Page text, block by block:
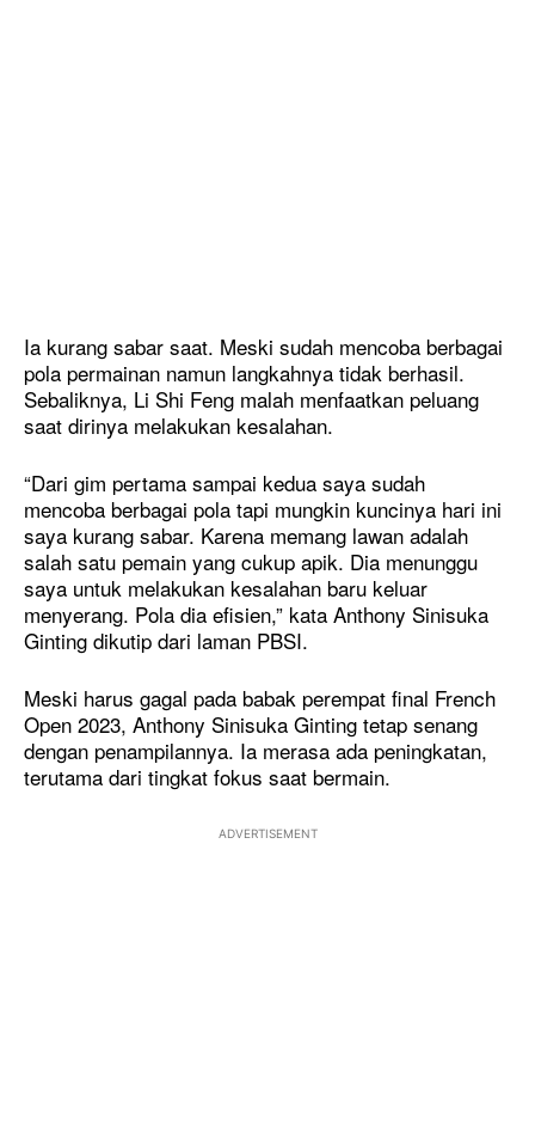
Ia kurang sabar saat. Meski sudah mencoba berbagai
pola permainan namun langkahnya tidak berhasil.
Sebaliknya, Li Shi Feng malah menfaatkan peluang
saat dirinya melakukan kesalahan.
“Dari gim pertama sampai kedua saya sudah
mencoba berbagai pola tapi mungkin kuncinya hari ini
saya kurang sabar. Karena memang lawan adalah
salah satu pemain yang cukup apik. Dia menunggu
saya untuk melakukan kesalahan baru keluar
menyerang. Pola dia efisien,” kata Anthony Sinisuka
Ginting dikutip dari laman PBSI.
Meski harus gagal pada babak perempat final French
Open 2023, Anthony Sinisuka Ginting tetap senang
dengan penampilannya. Ia merasa ada peningkatan,
terutama dari tingkat fokus saat bermain.
ADVERTISEMENT